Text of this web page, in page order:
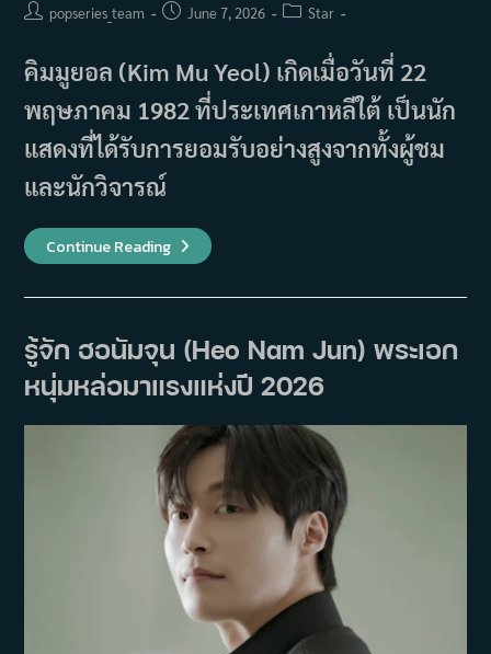
Postpopseries_team
PostJune 7, 2026
PostStar
คิมมูยอล (Kim Mu Yeol) เกิดเมื่อวันที่ 22
พฤษภาคม 1982 ที่ประเทศเกาหลีใต้ เป็นนัก
แสดงที่ได้รับการยอมรับอย่างสูงจากทั้งผู้ชม
และนักวิจารณ์
Continue Readingคิมมู
ยอล
Mu
แสดง
มาก
ฝีมือ
ผู้
พิสูจน์
ความ
สามารถ
สำคัญ
กว่า
ความ
ดัง
รู้จัก ฮอนัมจุน (Heo Nam Jun) พระเอก
หนุ่มหล่อมาแรงแห่งปี 2026